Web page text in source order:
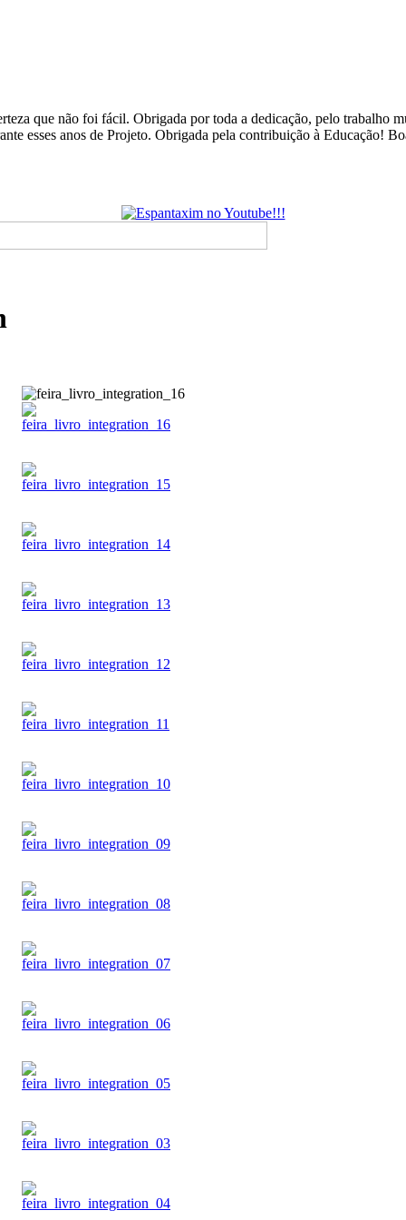
que não foi fácil. Obrigada por toda a dedicação, pelo trabalho
esses anos de Projeto. Obrigada pela contribuição à Educação!